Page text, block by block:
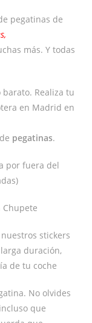
pegatinas de
más. Y todas
Realiza tu
en Madrid en
pegatinas.
por fuera del
Chupete
stickers
duración,
de tu coche
No olvides
que